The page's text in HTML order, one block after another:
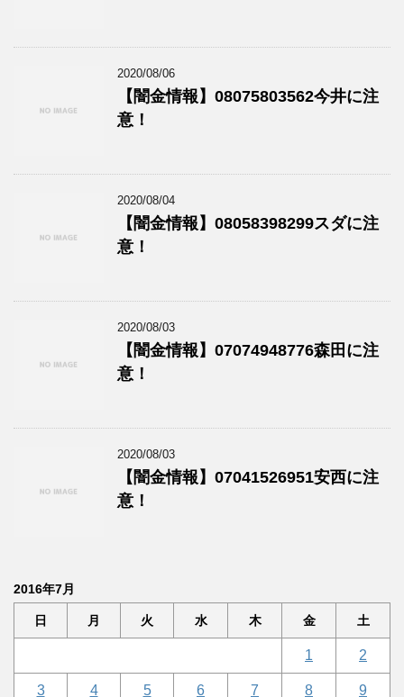
2020/08/06
【闇金情報】08075803562今井に注
意！
2020/08/04
【闇金情報】08058398299スダに注
意！
2020/08/03
【闇金情報】07074948776森田に注
意！
2020/08/03
【闇金情報】07041526951安西に注
意！
2016年7月
日 月 火 水 木 金 土
1 2
3 4 5 6 7 8 9